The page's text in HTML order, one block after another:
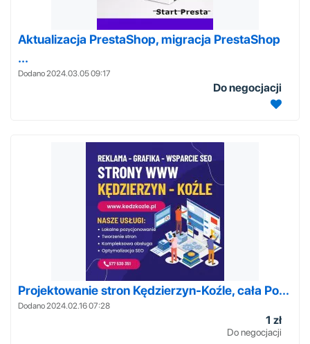
Aktualizacja PrestaShop, migracja PrestaShop
...
Dodano 2024.03.05 09:17
Do negocjacji
Projektowanie stron Kędzierzyn-Koźle, cała Po...
Dodano 2024.02.16 07:28
1 zł
Do negocjacji